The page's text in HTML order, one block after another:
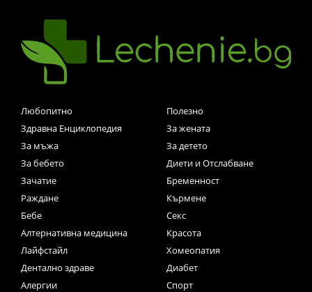
Любопитно
Полезно
Здравна Енциклопедия
За жената
За мъжа
За детето
За бебето
Диети и Отслабване
Зачатие
Бременност
Раждане
Кърмене
Бебе
Секс
Алтернативна медицина
Красота
Лайфстайл
Хомеопатия
Дентално здраве
Диабет
Алергии
Спорт